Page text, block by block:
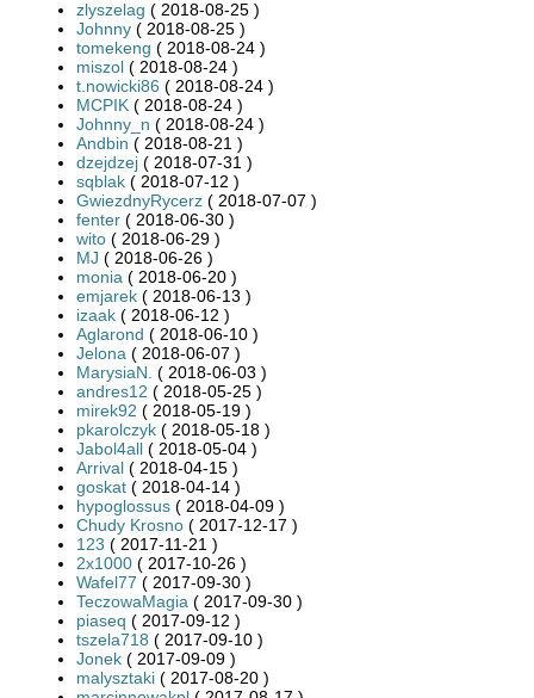
zlyszelag ( 2018-08-25 )
Johnny ( 2018-08-25 )
tomekeng ( 2018-08-24 )
miszol ( 2018-08-24 )
t.nowicki86 ( 2018-08-24 )
MCPIK ( 2018-08-24 )
Johnny_n ( 2018-08-24 )
Andbin ( 2018-08-21 )
dzejdzej ( 2018-07-31 )
sqblak ( 2018-07-12 )
GwiezdnyRycerz ( 2018-07-07 )
fenter ( 2018-06-30 )
wito ( 2018-06-29 )
MJ ( 2018-06-26 )
monia ( 2018-06-20 )
emjarek ( 2018-06-13 )
izaak ( 2018-06-12 )
Aglarond ( 2018-06-10 )
Jelona ( 2018-06-07 )
MarysiaN. ( 2018-06-03 )
andres12 ( 2018-05-25 )
mirek92 ( 2018-05-19 )
pkarolczyk ( 2018-05-18 )
Jabol4all ( 2018-05-04 )
Arrival ( 2018-04-15 )
goskat ( 2018-04-14 )
hypoglossus ( 2018-04-09 )
Chudy Krosno ( 2017-12-17 )
123 ( 2017-11-21 )
2x1000 ( 2017-10-26 )
Wafel77 ( 2017-09-30 )
TeczowaMagia ( 2017-09-30 )
piaseq ( 2017-09-12 )
tszela718 ( 2017-09-10 )
Jonek ( 2017-09-09 )
malysztaki ( 2017-08-20 )